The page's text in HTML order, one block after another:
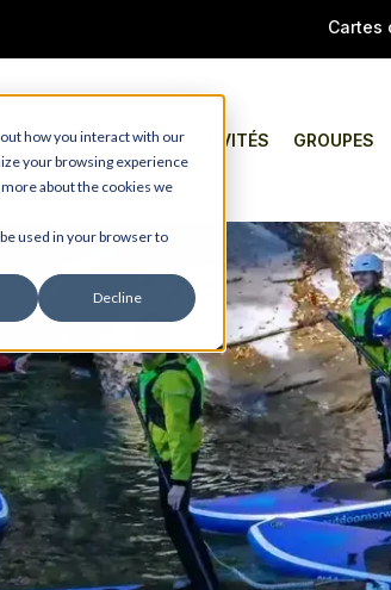
how you interact with our
your browsing experience
about the cookies we
used in your browser to
Decline
Cartes
TAPER ACTIVITÉS GROUPES